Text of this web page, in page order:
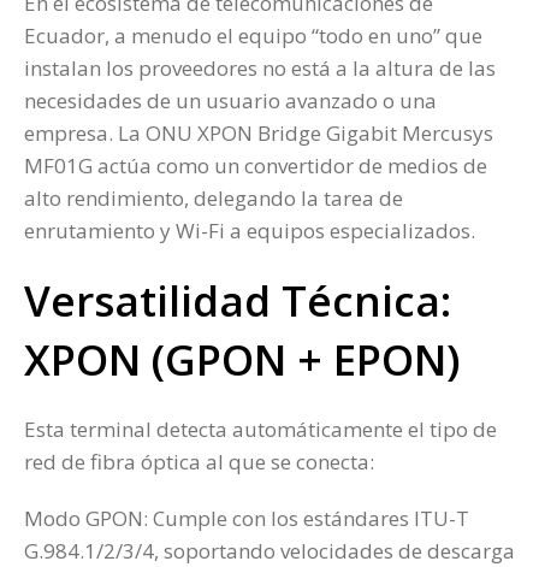
Ecuador, a menudo el equipo “todo en uno” que
instalan los proveedores no está a la altura de las
necesidades de un usuario avanzado o una
empresa. La ONU XPON Bridge Gigabit Mercusys
MF01G actúa como un convertidor de medios de
alto rendimiento, delegando la tarea de
enrutamiento y Wi-Fi a equipos especializados.
Versatilidad Técnica:
XPON (GPON + EPON)
Esta terminal detecta automáticamente el tipo de
red de fibra óptica al que se conecta:
Modo GPON: Cumple con los estándares ITU-T
G.984.1/2/3/4, soportando velocidades de descarga